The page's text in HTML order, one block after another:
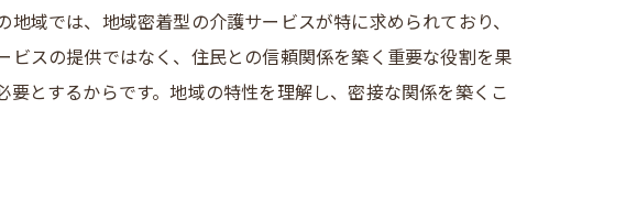
る生活相談員の役割
域では、地域密着型の介護サービスが特に求められており、
スの提供ではなく、住民との信頼関係を築く重要な役割を果
とするからです。地域の特性を理解し、密接な関係を築くこ